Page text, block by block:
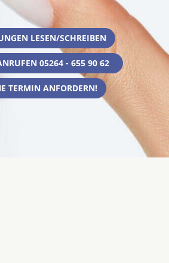
LESEN/SCHREIBEN
05264 - 655 90 62
TERMIN ANFORDERN!